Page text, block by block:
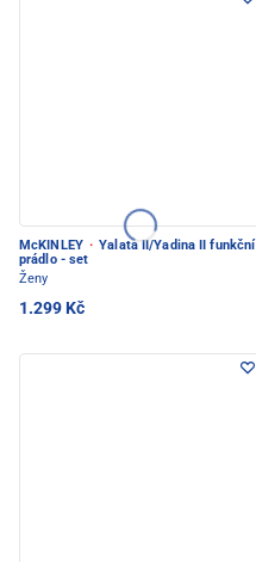
McKINLEY · Yalata II/Yadina II funkční
prádlo - set
Ženy
1.299 Kč